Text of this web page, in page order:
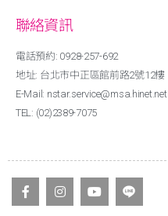
聯絡資訊
電話預約: 0928-257-692
地址: 台北市中正區館前路2號12樓
E-Mail: nstar.service@msa.hinet.net
TEL: (02)2389-7075